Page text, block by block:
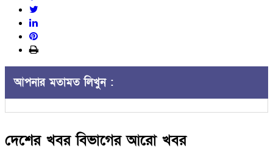
আপনার মতামত লিখুন :
দেশের খবর বিভাগের আরো খবর